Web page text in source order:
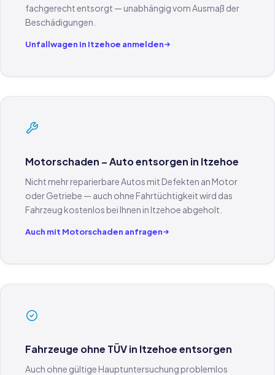
fachgerecht entsorgt — unabhängig vom Ausmaß der
Beschädigungen.
Unfallwagen in Itzehoe anmelden
Motorschaden – Auto entsorgen in Itzehoe
Nicht mehr reparierbare Autos mit Defekten an Motor
oder Getriebe — auch ohne Fahrtüchtigkeit wird das
Fahrzeug kostenlos bei Ihnen in Itzehoe abgeholt.
Auch mit Motorschaden anfragen
Fahrzeuge ohne TÜV in Itzehoe entsorgen
Auch ohne gültige Hauptuntersuchung problemlos